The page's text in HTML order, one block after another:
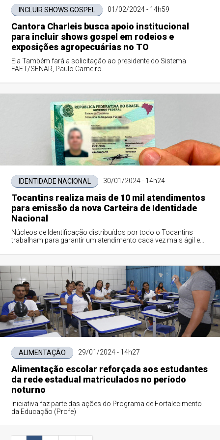
INCLUIR SHOWS GOSPEL 01/02/2024 - 14h59
Cantora Charleis busca apoio institucional
para incluir shows gospel em rodeios e
exposições agropecuárias no TO
Ela Também fará a solicitação ao presidente do Sistema
FAET/SENAR, Paulo Carneiro.
IDENTIDADE NACIONAL 30/01/2024 - 14h24
Tocantins realiza mais de 10 mil atendimentos
para emissão da nova Carteira de Identidade
Nacional
Núcleos de Identificação distribuídos por todo o Tocantins
trabalham para garantir um atendimento cada vez mais ágil e
ALIMENTAÇÃO 29/01/2024 - 14h27
Alimentação escolar reforçada aos estudantes
da rede estadual matriculados no período
noturno
Iniciativa faz parte das ações do Programa de Fortalecimento
da Educação (Profe)